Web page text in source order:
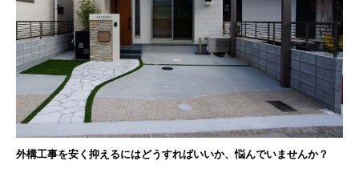
外構工事を安く抑えるにはどうすればいいか、悩んでいませんか？